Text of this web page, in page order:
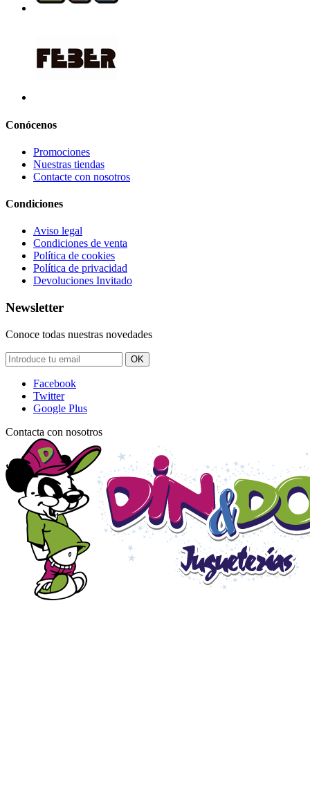
Conócenos
Promociones
Nuestras tiendas
Contacte con nosotros
Condiciones
Aviso legal
Condiciones de venta
Política de cookies
Política de privacidad
Devoluciones Invitado
Newsletter
Conoce todas nuestras novedades
OK
Facebook
Twitter
Google Plus
Contacta con nosotros